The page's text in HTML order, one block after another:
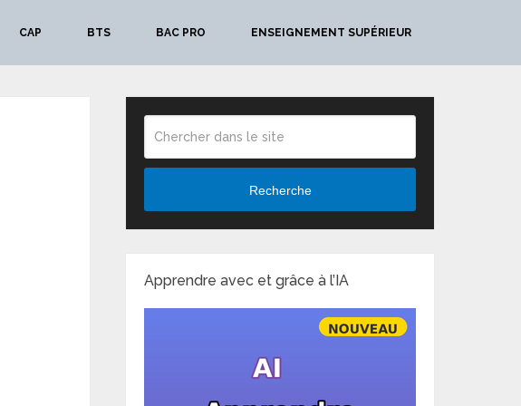
CAP BTS BAC PRO ENSEIGNEMENT SUPÉRIEUR
Recherche
Apprendre avec et grâce à l’IA